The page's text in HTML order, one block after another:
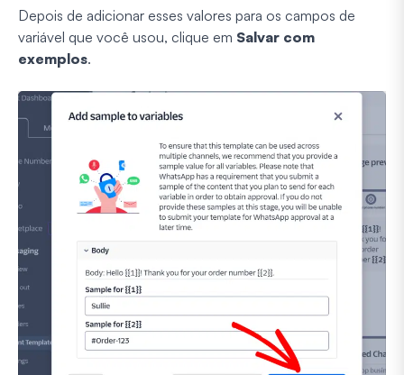
Depois de adicionar esses valores para os campos de
variável que você usou, clique em Salvar com
exemplos.